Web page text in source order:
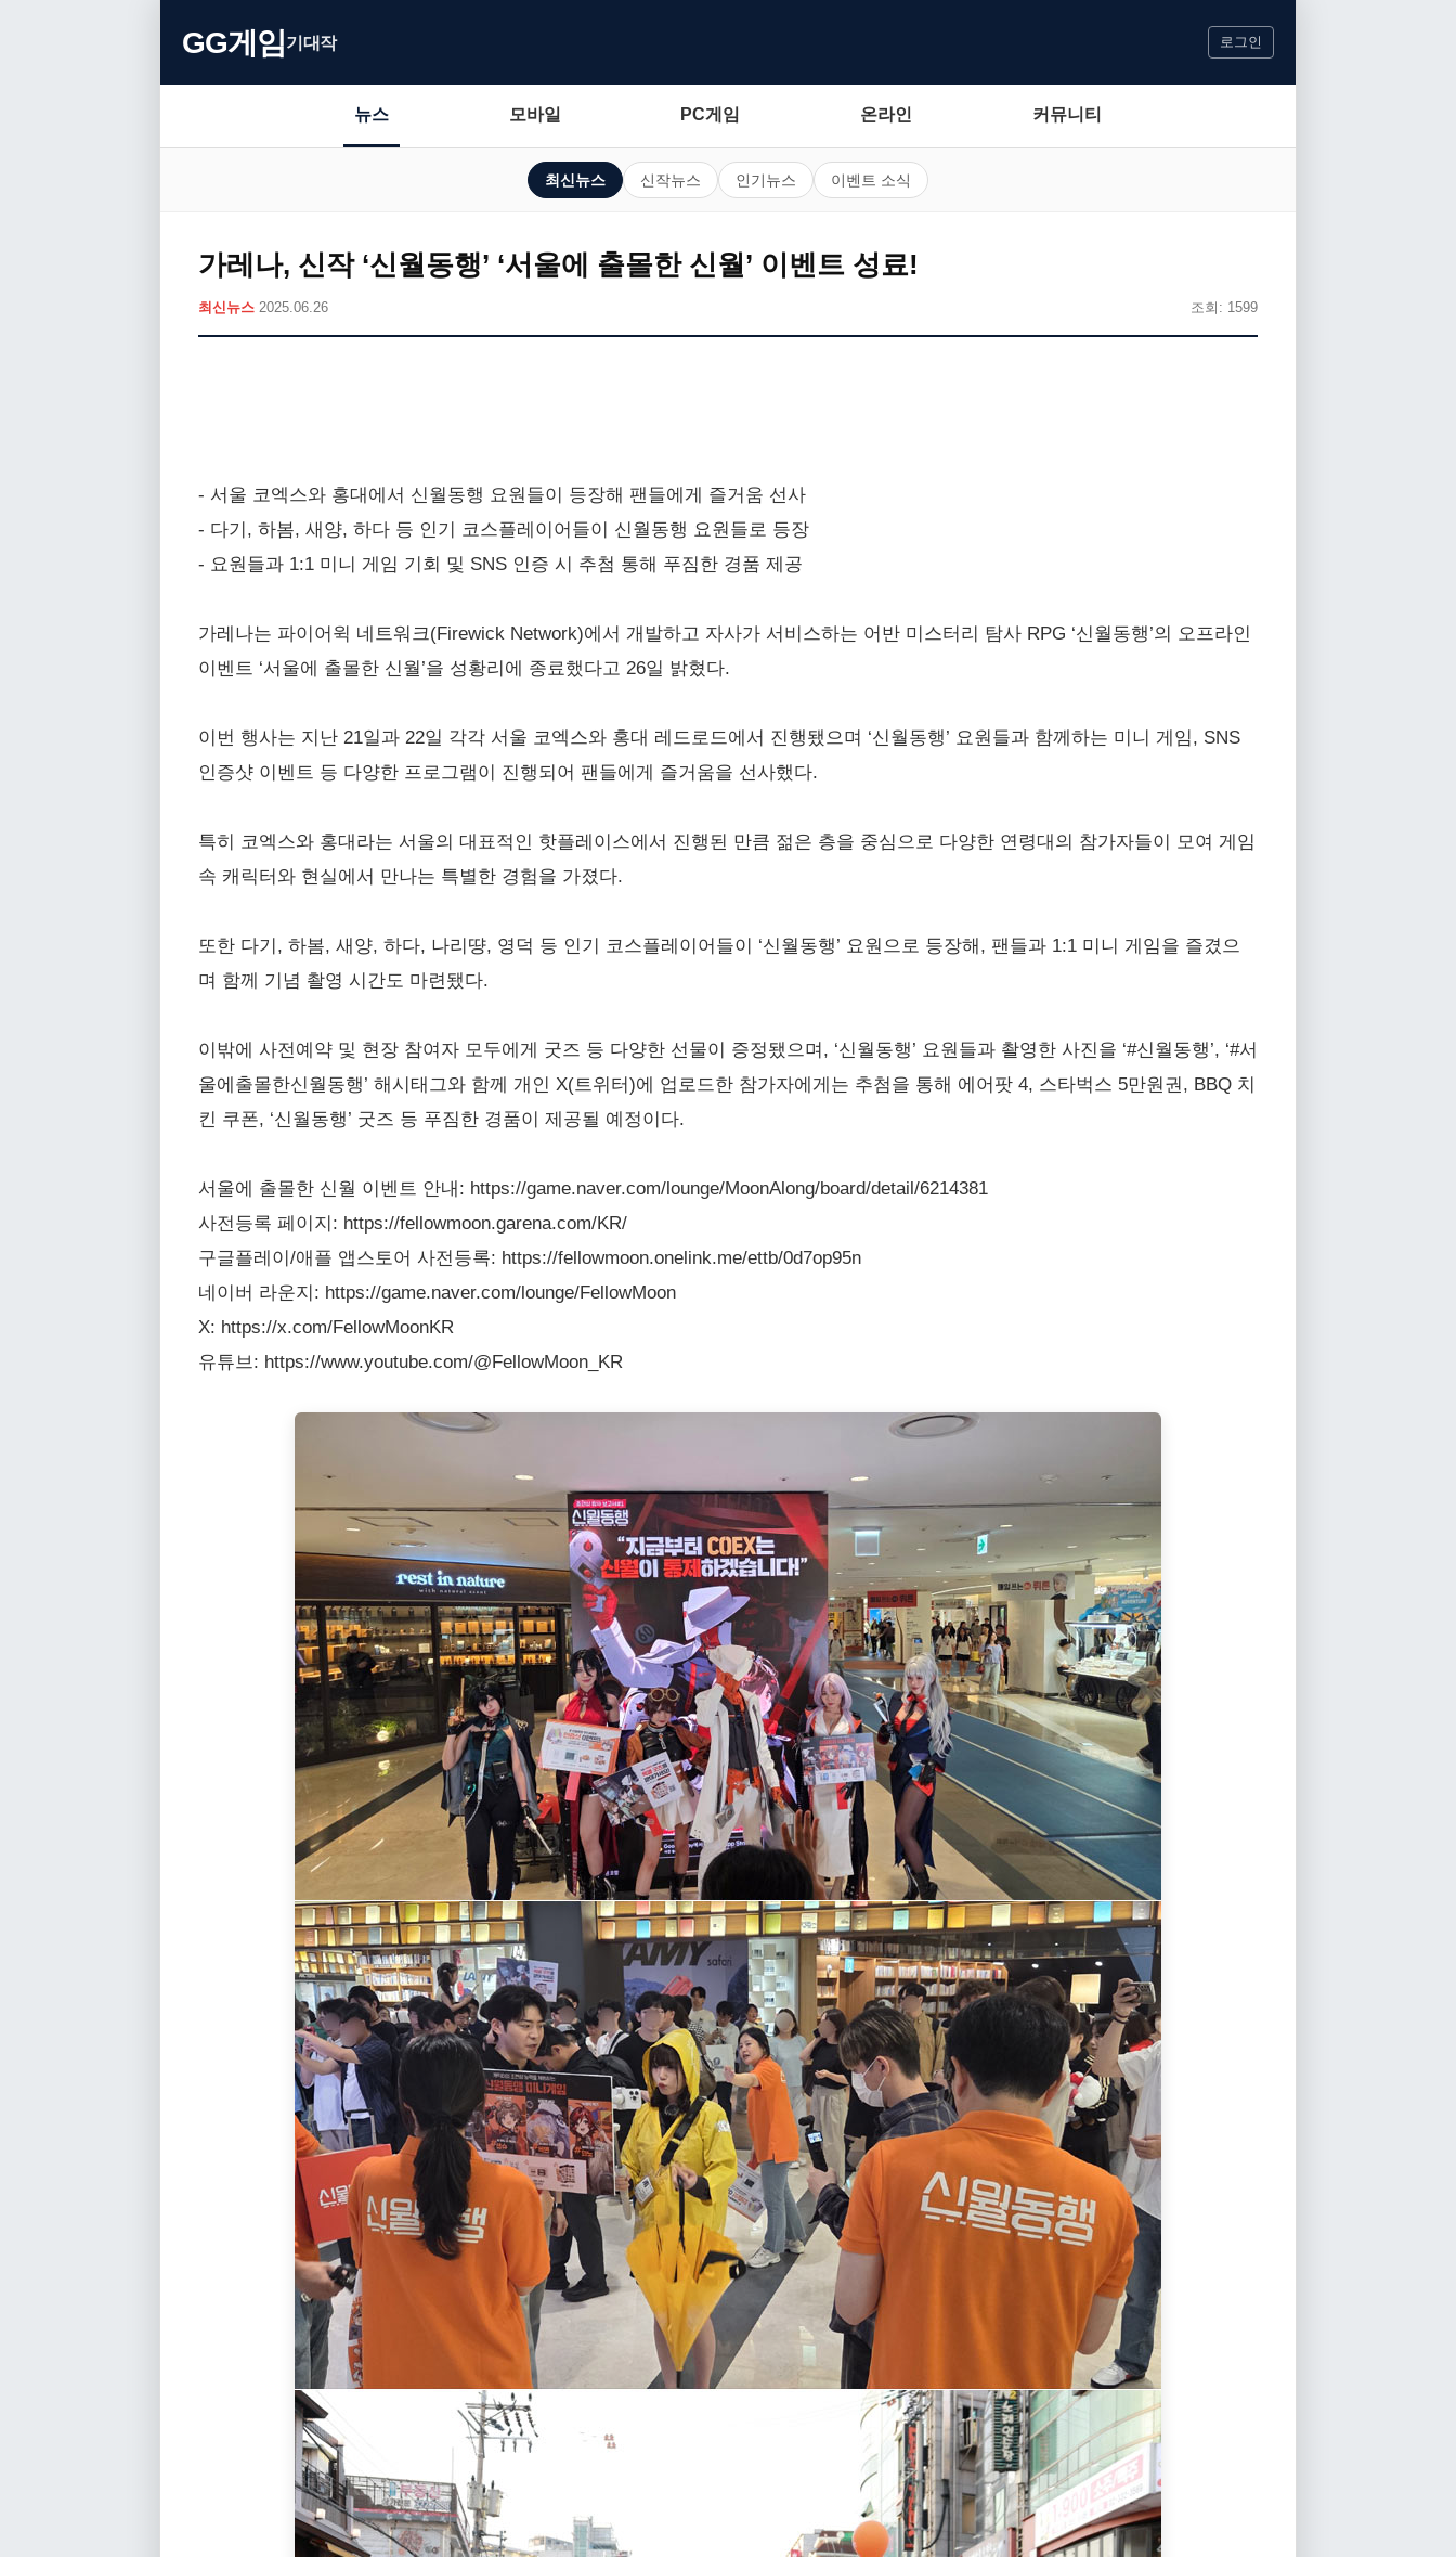
GG게임기대작 로그인
뉴스 모바일 PC게임 온라인 커뮤니티
최신뉴스 신작뉴스 인기뉴스 이벤트 소식
가레나, 신작 ‘신월동행’ ‘서울에 출몰한 신월’ 이벤트 성료!
최신뉴스 2025.06.26 조회: 1599
- 서울 코엑스와 홍대에서 신월동행 요원들이 등장해 팬들에게 즐거움 선사
- 다기, 하봄, 새양, 하다 등 인기 코스플레이어들이 신월동행 요원들로 등장
- 요원들과 1:1 미니 게임 기회 및 SNS 인증 시 추첨 통해 푸짐한 경품 제공
가레나는 파이어윅 네트워크(Firewick Network)에서 개발하고 자사가 서비스하는 어반 미스터리 탐사 RPG ‘신월동행’의 오프라인
이벤트 ‘서울에 출몰한 신월’을 성황리에 종료했다고 26일 밝혔다.
이번 행사는 지난 21일과 22일 각각 서울 코엑스와 홍대 레드로드에서 진행됐으며 ‘신월동행’ 요원들과 함께하는 미니 게임, SNS
인증샷 이벤트 등 다양한 프로그램이 진행되어 팬들에게 즐거움을 선사했다.
특히 코엑스와 홍대라는 서울의 대표적인 핫플레이스에서 진행된 만큼 젊은 층을 중심으로 다양한 연령대의 참가자들이 모여 게임
속 캐릭터와 현실에서 만나는 특별한 경험을 가졌다.
또한 다기, 하봄, 새양, 하다, 나리땽, 영덕 등 인기 코스플레이어들이 ‘신월동행’ 요원으로 등장해, 팬들과 1:1 미니 게임을 즐겼으
며 함께 기념 촬영 시간도 마련됐다.
이밖에 사전예약 및 현장 참여자 모두에게 굿즈 등 다양한 선물이 증정됐으며, ‘신월동행’ 요원들과 촬영한 사진을 ‘#신월동행’, ‘#서
울에출몰한신월동행’ 해시태그와 함께 개인 X(트위터)에 업로드한 참가자에게는 추첨을 통해 에어팟 4, 스타벅스 5만원권, BBQ 치
킨 쿠폰, ‘신월동행’ 굿즈 등 푸짐한 경품이 제공될 예정이다.
서울에 출몰한 신월 이벤트 안내: https://game.naver.com/lounge/MoonAlong/board/detail/6214381
사전등록 페이지: https://fellowmoon.garena.com/KR/
구글플레이/애플 앱스토어 사전등록: https://fellowmoon.onelink.me/ettb/0d7op95n
네이버 라운지: https://game.naver.com/lounge/FellowMoon
X: https://x.com/FellowMoonKR
유튜브: https://www.youtube.com/@FellowMoon_KR